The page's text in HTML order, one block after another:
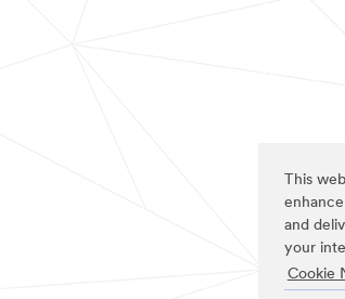
This
and
your
Cookie